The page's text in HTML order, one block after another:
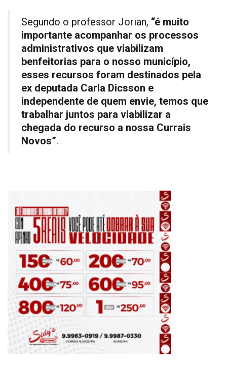
Segundo o professor Jorian, “é muito
importante acompanhar os processos
administrativos que viabilizam
benfeitorias para o nosso município,
esses recursos foram destinados pela
ex deputada Carla Dicsson e
independente de quem envie, temos que
trabalhar juntos para viabilizar a
chegada do recurso a nossa Currais
Novos”.